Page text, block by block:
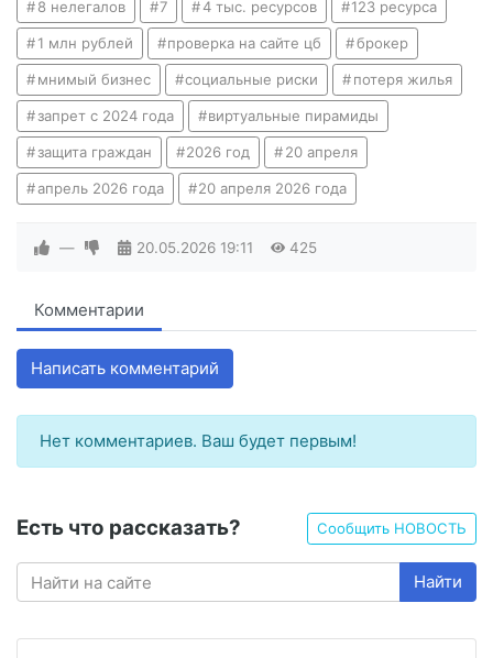
8 нелегалов 7 4 тыс. ресурсов 123 ресурса
1 млн рублей проверка на сайте цб брокер
мнимый бизнес социальные риски потеря жилья
запрет с 2024 года виртуальные пирамиды
защита граждан 2026 год 20 апреля
апрель 2026 года 20 апреля 2026 года
— 20.05.2026 19:11 425
Комментарии
Написать комментарий
Нет комментариев. Ваш будет первым!
Есть что рассказать? Сообщить НОВОСТЬ
Найти